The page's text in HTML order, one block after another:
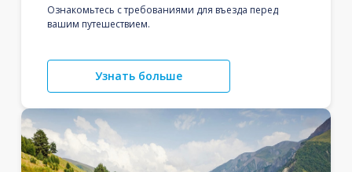
Ознакомьтесь с требованиями для въезда перед
вашим путешествием.
Узнать больше